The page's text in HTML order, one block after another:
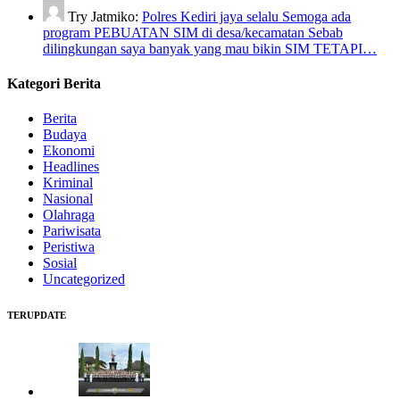
Try Jatmiko: Polres Kediri jaya selalu Semoga ada
program PEBUATAN SIM di desa/kecamatan Sebab
dilingkungan saya banyak yang mau bikin SIM TETAPI…
Kategori Berita
Berita
Budaya
Ekonomi
Headlines
Kriminal
Nasional
Olahraga
Pariwisata
Peristiwa
Sosial
Uncategorized
TERUPDATE